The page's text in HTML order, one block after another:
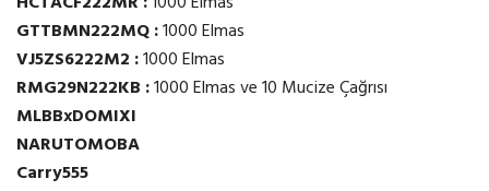
GTTBMN222MQ :1000 Elmas
VJ5ZS6222M2 :1000 Elmas
RMG29N222KB :1000 Elmas ve 10 Mucize Çağrısı
MLBBxDOMIXI
NARUTOMOBA
Carry555